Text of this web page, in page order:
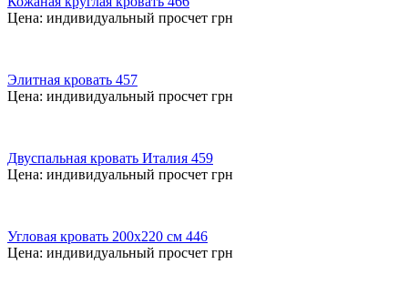
Цена: индивидуальный просчет грн
Элитная кровать 457
Цена: индивидуальный просчет грн
Двуспальная кровать Италия 459
Цена: индивидуальный просчет грн
Угловая кровать 200х220 см 446
Цена: индивидуальный просчет грн